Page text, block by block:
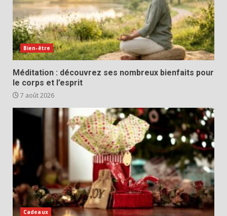
Bien-être
Méditation : découvrez ses nombreux bienfaits pour
le corps et l’esprit
7 août 2026
Cadeaux